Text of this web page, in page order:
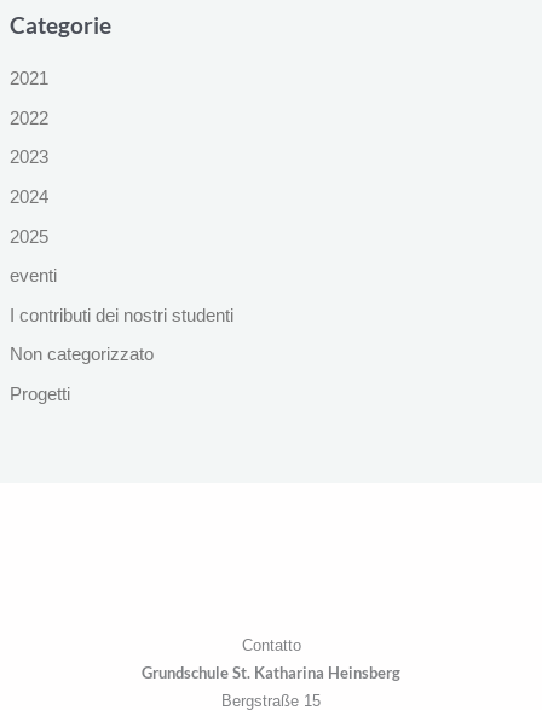
Categorie
2021
2022
2023
2024
2025
eventi
I contributi dei nostri studenti
Non categorizzato
Progetti
Contatto
Grundschule St. Katharina Heinsberg
Bergstraße 15